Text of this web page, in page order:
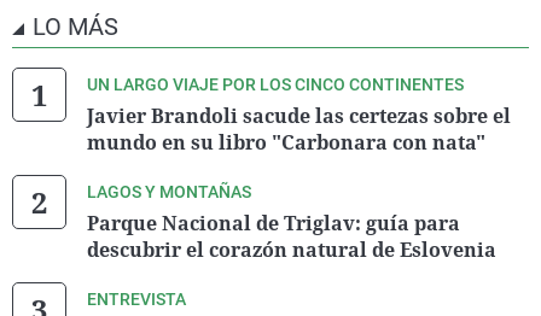
LO MÁS
UN LARGO VIAJE POR LOS CINCO CONTINENTES
Javier Brandoli sacude las certezas sobre el
mundo en su libro "Carbonara con nata"
LAGOS Y MONTAÑAS
Parque Nacional de Triglav: guía para
descubrir el corazón natural de Eslovenia
ENTREVISTA